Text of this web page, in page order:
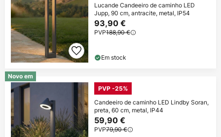
Lucande Candeeiro de caminho LED
Jupp, 90 cm, antracite, metal, IP54
93,90 €
PVP188,90 €
Em stock
Novo em
PVP -25%
Candeeiro de caminho LED Lindby Soran,
preta, 60 cm, metal, IP44
59,90 €
PVP79,90 €